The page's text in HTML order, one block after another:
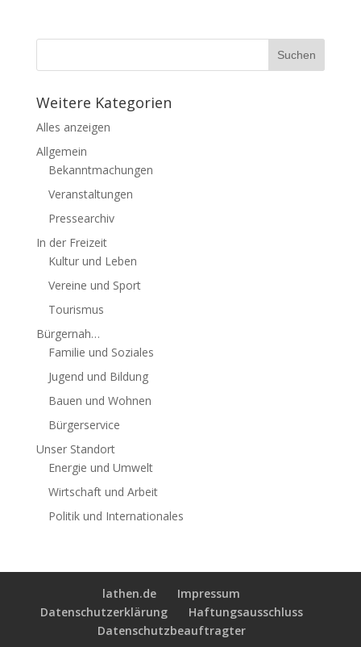
Weitere Kategorien
Alles anzeigen
Allgemein
Bekanntmachungen
Veranstaltungen
Pressearchiv
In der Freizeit
Kultur und Leben
Vereine und Sport
Tourismus
Bürgernah…
Familie und Soziales
Jugend und Bildung
Bauen und Wohnen
Bürgerservice
Unser Standort
Energie und Umwelt
Wirtschaft und Arbeit
Politik und Internationales
lathen.de
Impressum
Datenschutzerklärung
Haftungsausschluss
Datenschutzbeauftragter